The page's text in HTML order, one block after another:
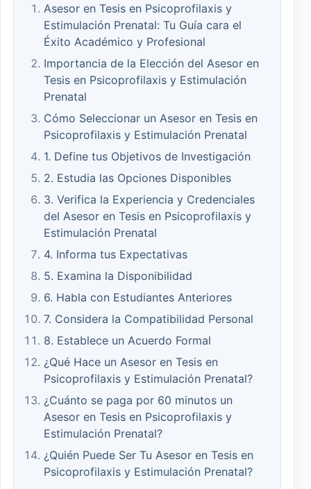
Asesor en Tesis en Psicoprofilaxis y
Estimulación Prenatal: Tu Guía cara el
Éxito Académico y Profesional
Importancia de la Elección del Asesor en
Tesis en Psicoprofilaxis y Estimulación
Prenatal
Cómo Seleccionar un Asesor en Tesis en
Psicoprofilaxis y Estimulación Prenatal
1. Define tus Objetivos de Investigación
2. Estudia las Opciones Disponibles
3. Verifica la Experiencia y Credenciales
del Asesor en Tesis en Psicoprofilaxis y
Estimulación Prenatal
4. Informa tus Expectativas
5. Examina la Disponibilidad
6. Habla con Estudiantes Anteriores
7. Considera la Compatibilidad Personal
8. Establece un Acuerdo Formal
¿Qué Hace un Asesor en Tesis en
Psicoprofilaxis y Estimulación Prenatal?
¿Cuánto se paga por 60 minutos un
Asesor en Tesis en Psicoprofilaxis y
Estimulación Prenatal?
¿Quién Puede Ser Tu Asesor en Tesis en
Psicoprofilaxis y Estimulación Prenatal?